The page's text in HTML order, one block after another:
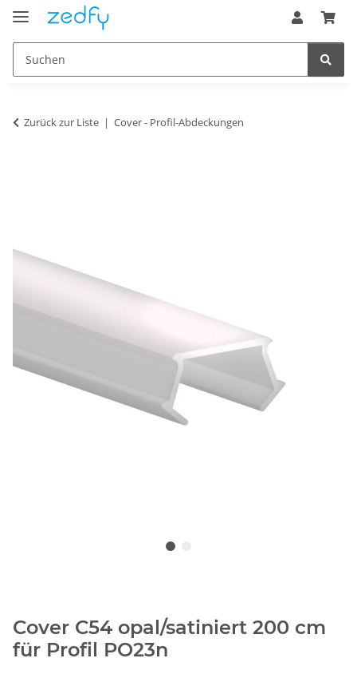
Zurück zur Liste Cover - Profil-Abdeckungen
Cover C54 opal/satiniert 200 cm
für Profil PO23n